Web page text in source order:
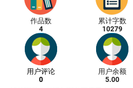
作品数
4
累计字数
10279
用户评论
0
用户余额
5.00